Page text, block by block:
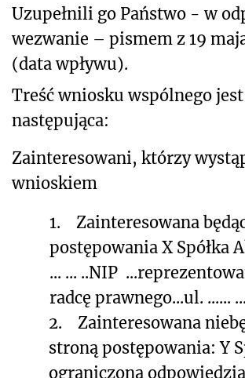
Uzupełnili go Państwo - w
wezwanie – pismem z 19
(data wpływu).
Treść wniosku wspólnego jest
następująca:
Zainteresowani, którzy
wnioskiem
1.
Zainteresowana
postępowania X Spółka
... ... ..NIP ...
radcę prawnego...ul. ...... ...
2.
Zainteresowana
stroną postępowania:Y
ograniczoną